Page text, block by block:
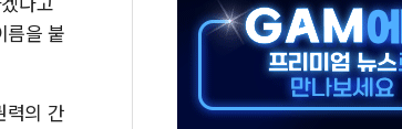
름을 붙
력의 간